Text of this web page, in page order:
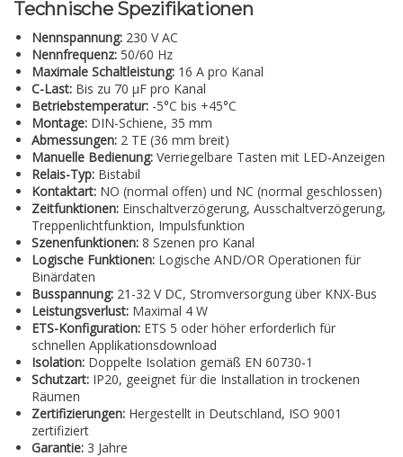
Technische Spezifikationen
Nennspannung: 230 V AC
Nennfrequenz: 50/60 Hz
Maximale Schaltleistung: 16 A pro Kanal
C-Last: Bis zu 70 µF pro Kanal
Betriebstemperatur: -5°C bis +45°C
Montage: DIN-Schiene, 35 mm
Abmessungen: 2 TE (36 mm breit)
Manuelle Bedienung: Verriegelbare Tasten mit LED-Anzeigen
Relais-Typ: Bistabil
Kontaktart: NO (normal offen) und NC (normal geschlossen)
Zeitfunktionen: Einschaltverzögerung, Ausschaltverzögerung,
Treppenlichtfunktion, Impulsfunktion
Szenenfunktionen: 8 Szenen pro Kanal
Logische Funktionen: Logische AND/OR Operationen für
Binärdaten
Busspannung: 21-32 V DC, Stromversorgung über KNX-Bus
Leistungsverlust: Maximal 4 W
ETS-Konfiguration: ETS 5 oder höher erforderlich für
schnellen Applikationsdownload
Isolation: Doppelte Isolation gemäß EN 60730-1
Schutzart: IP20, geeignet für die Installation in trockenen
Räumen
Zertifizierungen: Hergestellt in Deutschland, ISO 9001
zertifiziert
Garantie: 3 Jahre